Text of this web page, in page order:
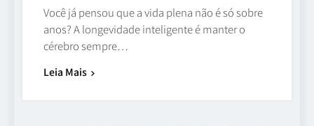
Você já pensou que a vida plena não é só sobre
anos? A longevidade inteligente é manter o
cérebro sempre…
Leia Mais